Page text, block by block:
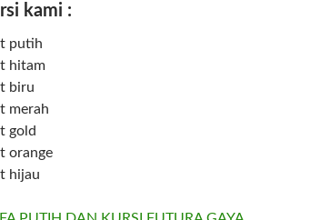
kami :
putih
hitam
biru
merah
gold
orange
hijau